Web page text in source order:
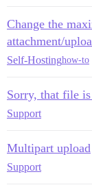
Change the
attachment/
Self-Hostinghow-to
Sorry, that file
Support
Multipart upload
Support